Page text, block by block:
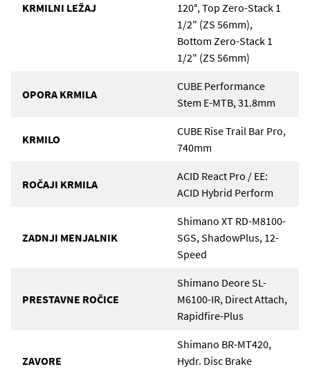
KRMILNI LEŽAJ
120°, Top Zero-Stack 1
1/2" (ZS 56mm),
Bottom Zero-Stack 1
1/2" (ZS 56mm)
OPORA KRMILA
CUBE Performance
Stem E-MTB, 31.8mm
KRMILO
CUBE Rise Trail Bar Pro,
740mm
ROČAJI KRMILA
ACID React Pro / EE:
ACID Hybrid Perform
ZADNJI MENJALNIK
Shimano XT RD-M8100-
SGS, ShadowPlus, 12-
Speed
PRESTAVNE ROČICE
Shimano Deore SL-
M6100-IR, Direct Attach,
Rapidfire-Plus
ZAVORE
Shimano BR-MT420,
Hydr. Disc Brake